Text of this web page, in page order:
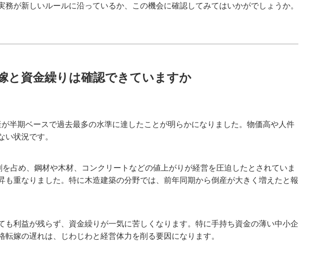
が新しいルールに沿っているか、この機会に確認してみてはいかがでしょうか。
と資金繰りは確認できていますか
期ベースで過去最多の水準に達したことが明らかになりました。物価高や人件
状況です。
占め、鋼材や木材、コンクリートなどの値上がりが経営を圧迫したとされていま
重なりました。特に木造建築の分野では、前年同期から倒産が大きく増えたと報
利益が残らず、資金繰りが一気に苦しくなります。特に手持ち資金の薄い中小企
嫁の遅れは、じわじわと経営体力を削る要因になります。